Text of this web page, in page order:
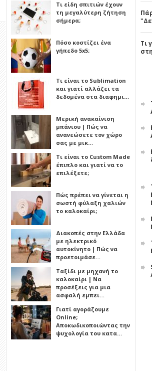
Τι είδη σπιτιών έχουν
τη μεγαλύτερη ζήτηση
σήμερα;
Πόσο κοστίζει ένα
γήπεδο 5x5;
Τι είναι το Sublimation
και γιατί αλλάζει τα
δεδομένα στα διαφημι…
Μερική ανακαίνιση
μπάνιου | Πώς να
ανανεώσετε τον χώρο
σας με μικ…
Τι είναι το Custom Made
έπιπλο και γιατί να το
επιλέξετε;
Πώς πρέπει να γίνεται η
σωστή φύλαξη χαλιών
το καλοκαίρι;
Διακοπές στην Ελλάδα
με ηλεκτρικό
αυτοκίνητο | Πώς να
προετοιμάσε…
Ταξίδι με μηχανή το
καλοκαίρι | Να
προσέξεις για μια
ασφαλή εμπει…
Γιατί αγοράζουμε
Online;
Αποκωδικοποιώντας την
ψυχολογία του κατα…
Τι